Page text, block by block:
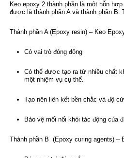
Keo epoxy 2 thành phần là một hỗn
được là thành phần A và thành phần B.
Thành phần A (Epoxy resin) – Keo
Có vai trò đóng đông
Có thể được tạo ra từ nhiều chất
một nhiệm vụ cụ thể.
Tạo nên liên kết bền chắc và độ
Bảo vệ mối nối khỏi tác động của
Thành phần B (Epoxy curing agents) –